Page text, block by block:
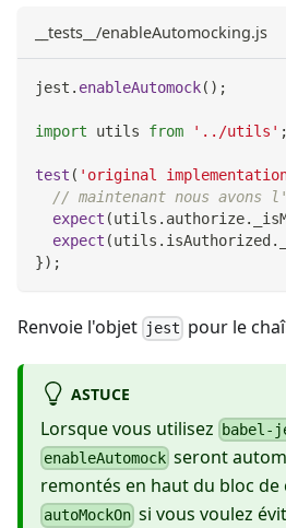
__tests__/enableAutomocking.js
jest . enableAutomock( ) ;
import utils from '../utils' ;
test ( 'original
// maintenant nous avons
expect (utils . authorize.
expect (utils . isAuthorized .
}) ;
Renvoie l'objet jest pour le
ASTUCE
Lorsque vous utilisez babel-
enableAutomock seront
remontés en haut du bloc de
autoMockOn si vous voulez